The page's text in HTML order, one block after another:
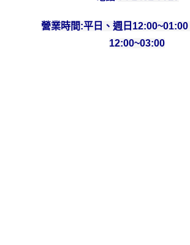
營業時間:平日、週日
12:00~03:00